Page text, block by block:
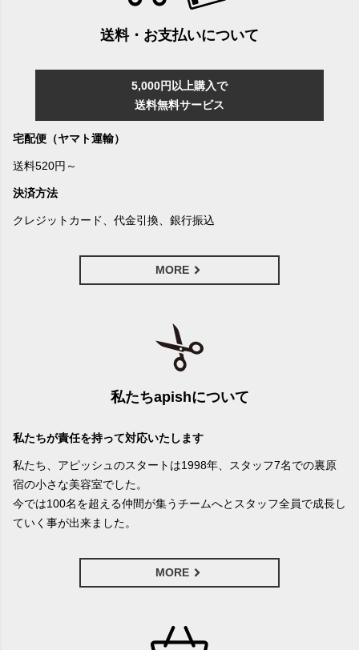
送料・お支払いについて
5,000円以上購入で
送料無料サービス
宅配便（ヤマト運輸）
送料520円～
決済方法
クレジットカード、代金引換、銀行振込
MORE
私たちapishについて
私たちが責任を持って対応いたします
私たち、アピッシュのスタートは1998年、スタッフ7名での裏原
宿の小さな美容室でした。
今では100名を超える仲間が集うチームへとスタッフ全員で成長し
ていく事が出来ました。
MORE